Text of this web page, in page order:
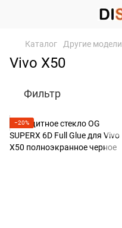
Каталог Другие модели
Vivo X50
Фильтр
−20%